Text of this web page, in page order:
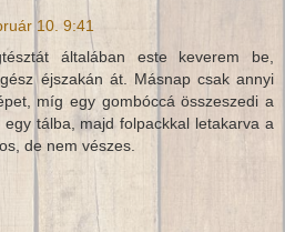
10. 9:41
általában este keverem be,
éjszakán át. Másnap csak annyi
míg egy gombóccá összeszedi a
tálba, majd folpackkal letakarva a
de nem vészes.